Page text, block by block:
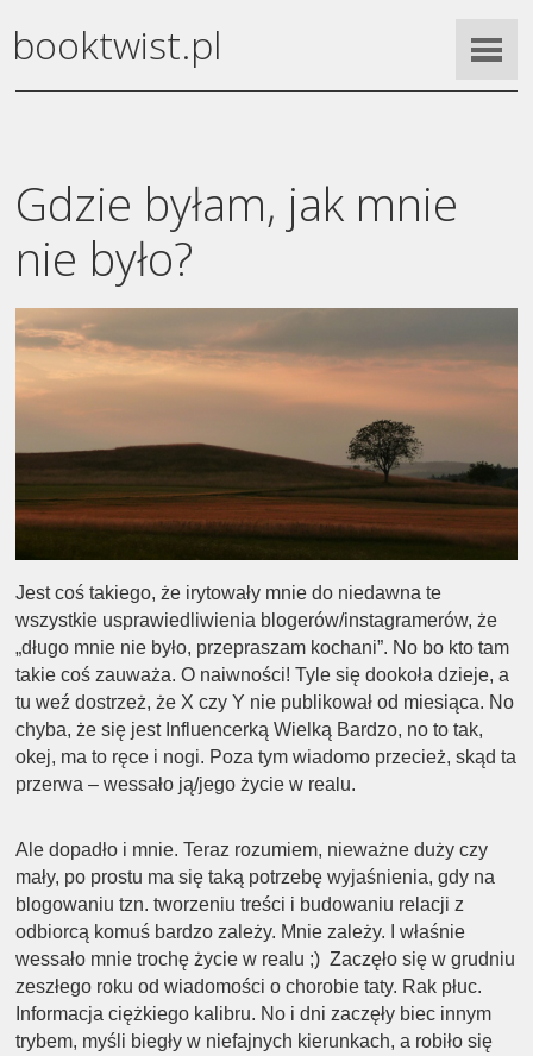
booktwist.pl
Gdzie byłam, jak mnie
nie było?
​Jest coś takiego, że irytowały mnie do niedawna te
wszystkie usprawiedliwienia blogerów/instagramerów, że
„długo mnie nie było, przepraszam kochani”. No bo kto tam
takie coś zauważa. O naiwności! Tyle się dookoła dzieje, a
tu weź dostrzeż, że X czy Y nie publikował od miesiąca. No
chyba, że się jest Influencerką Wielką Bardzo, no to tak,
okej, ma to ręce i nogi. Poza tym wiadomo przecież, skąd ta
przerwa – wessało ją/jego życie w realu.
Ale dopadło i mnie. Teraz rozumiem, nieważne duży czy
mały, po prostu ma się taką potrzebę wyjaśnienia, gdy na
blogowaniu tzn. tworzeniu treści i budowaniu relacji z
odbiorcą komuś bardzo zależy. Mnie zależy. I właśnie
wessało mnie trochę życie w realu ;) Zaczęło się w grudniu
zeszłego roku od wiadomości o chorobie taty. Rak płuc.
Informacja ciężkiego kalibru. No i dni zaczęły biec innym
trybem, myśli biegły w niefajnych kierunkach, a robiło się